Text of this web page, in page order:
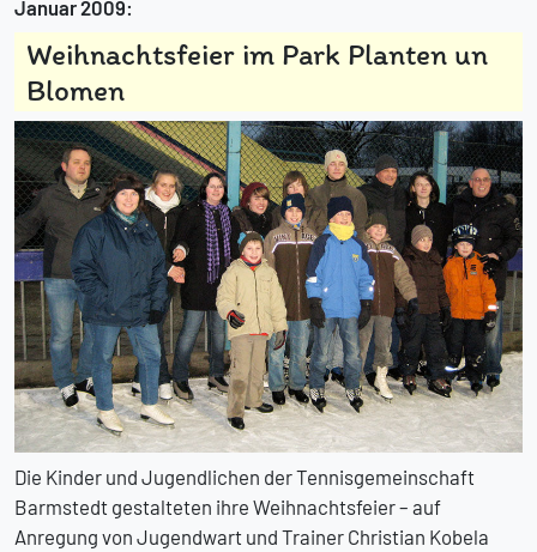
Januar 2009:
Weihnachtsfeier im Park Planten un
Blomen
Die Kinder und Jugendlichen der Tennisgemeinschaft
Barmstedt gestalteten ihre Weihnachtsfeier – auf
Anregung von Jugendwart und Trainer Christian Kobela